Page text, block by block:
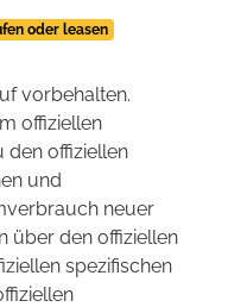
oder leasen
vorbehalten.
offiziellen
den offiziellen
und
neuer
über den offiziellen
spezifischen